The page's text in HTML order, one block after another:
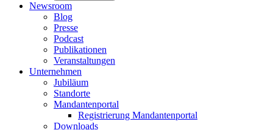
Newsroom
Blog
Presse
Podcast
Publikationen
Veranstaltungen
Unternehmen
Jubiläum
Standorte
Mandantenportal
Registrierung Mandantenportal
Downloads